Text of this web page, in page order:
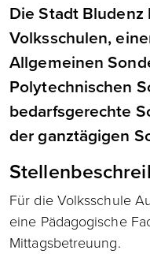
Die Stadt
Volksschulen,
Allgemeinen
Polytechnischen
bedarfsgerechte
der ganztägigen
Für die Volksschule
eine Pädagogische
Mittagsbetreuung.